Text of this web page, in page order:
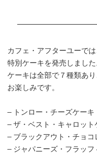
カフェ・アフターユーで
特別ケーキを発売しました
ケーキは全部で７種類あ
お楽しみです。
– トンロー・チーズケーキ
– ザ・ベスト・キャロット
– ブラックアウト・チョコ
– ジャパニーズ・フラッフ